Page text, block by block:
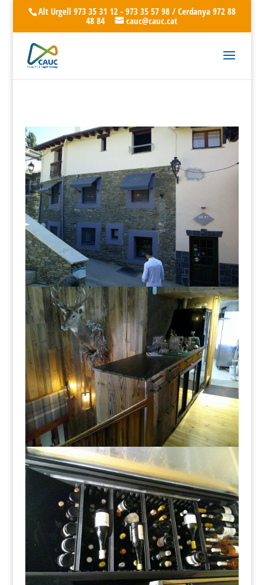
Alt Urgell 973 35 31 12 - 973 35 57 98 / Cerdanya 972 88
48 84
cauc@cauc.cat